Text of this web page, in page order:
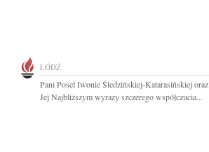
ŁÓDŹ
Pani Poseł Iwonie Śledzińskiej-Katarasińskiej oraz
Jej Najbliższym wyrazy szczerego współczucia...